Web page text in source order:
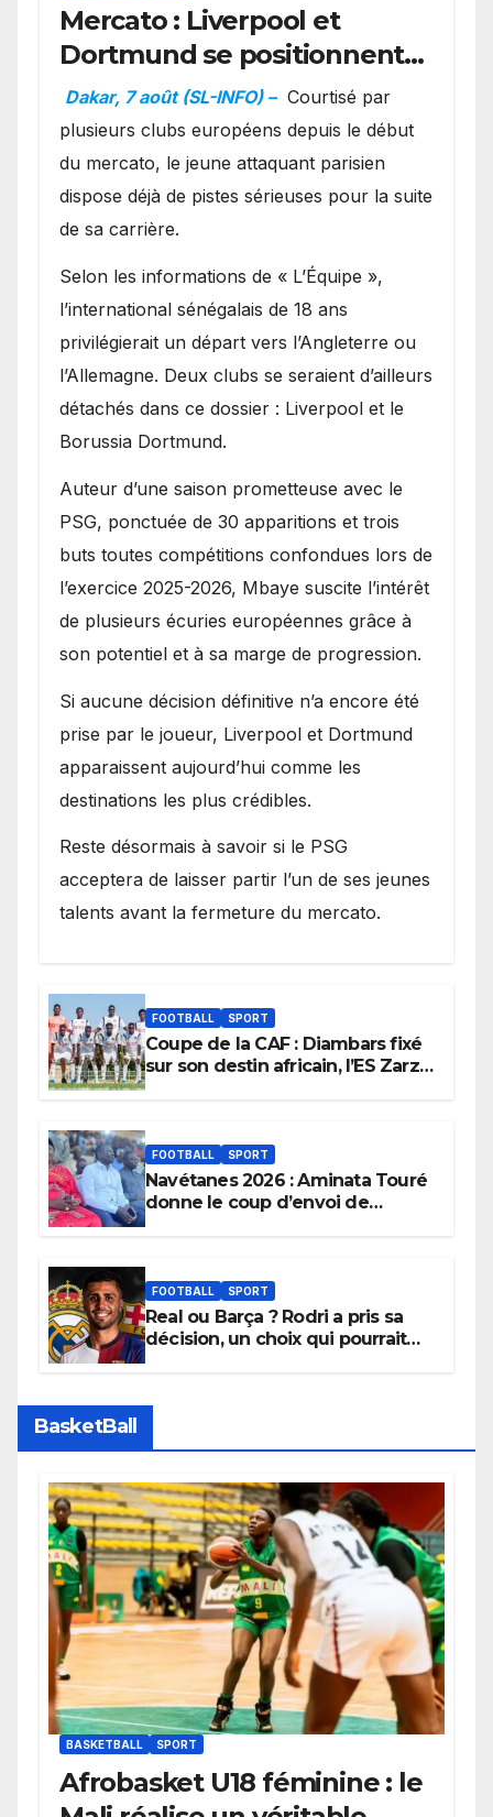
Mercato : Liverpool et
Dortmund se positionnent
en favoris pour recruter
Ibrahim Mbaye
Dakar, 7 août (SL-INFO) – Courtisé par
plusieurs clubs européens depuis le début
du mercato, le jeune attaquant parisien
dispose déjà de pistes sérieuses pour la suite
de sa carrière.
Selon les informations de « L’Équipe »,
l’international sénégalais de 18 ans
privilégierait un départ vers l’Angleterre ou
l’Allemagne. Deux clubs se seraient d’ailleurs
détachés dans ce dossier : Liverpool et le
Borussia Dortmund.
Auteur d’une saison prometteuse avec le
PSG, ponctuée de 30 apparitions et trois
buts toutes compétitions confondues lors de
l’exercice 2025-2026, Mbaye suscite l’intérêt
de plusieurs écuries européennes grâce à
son potentiel et à sa marge de progression.
Si aucune décision définitive n’a encore été
prise par le joueur, Liverpool et Dortmund
apparaissent aujourd’hui comme les
destinations les plus crédibles.
Reste désormais à savoir si le PSG
acceptera de laisser partir l’un de ses jeunes
talents avant la fermeture du mercato.
FOOTBALL SPORT
Coupe de la CAF : Diambars fixé
sur son destin africain, l’ES Zarzis
FOOTBALL SPORT
Navétanes 2026 : Aminata Touré
donne le coup d’envoi de
apaisées.
FOOTBALL SPORT
Real ou Barça ? Rodri a pris sa
décision, un choix qui pourrait
BasketBall
BASKETBALL SPORT
Afrobasket U18 féminine : le